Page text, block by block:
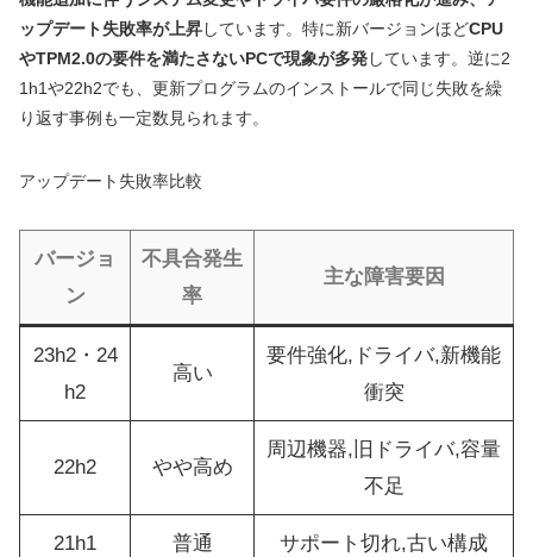
ップデート失敗率が上昇しています。特に新バージョンほどCPU
やTPM2.0の要件を満たさないPCで現象が多発しています。逆に2
1h1や22h2でも、更新プログラムのインストールで同じ失敗を繰
り返す事例も一定数見られます。
アップデート失敗率比較
バージョ
ン
不具合発生
率
主な障害要因
23h2・24
h2
高い
要件強化,ドライバ,新機能
衝突
22h2 やや高め
周辺機器,旧ドライバ,容量
不足
21h1 普通 サポート切れ,古い構成